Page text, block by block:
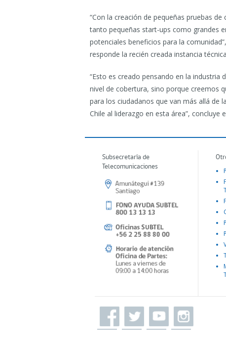
“Con la creación de pequeñas pruebas
tanto pequeñas start-ups como grandes
potenciales beneficios para la
responde la recién creada instancia
“Esto es creado pensando en la
nivel de cobertura, sino porque creemos
para los ciudadanos que van más allá de
Chile al liderazgo en esta área”, concluye
Subsecretaría de
Telecomunicaciones